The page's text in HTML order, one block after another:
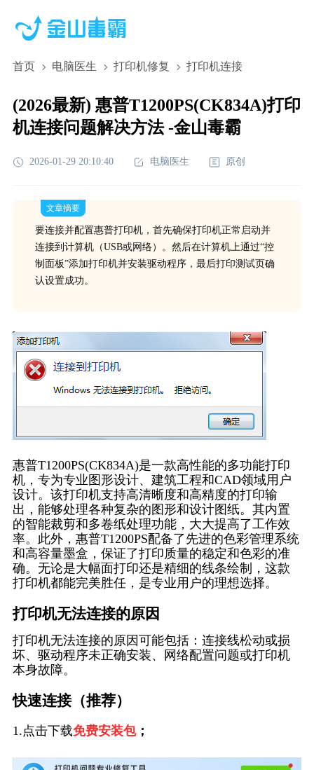
首页 电脑医生 打印机修复 打印机连接
(2026最新) 惠普T1200PS(CK834A)打印
机连接问题解决方法 -金山毒霸
2026-01-29 20:10:40 电脑医生 原创
文章摘要
要连接并配置惠普打印机，首先确保打印机正常启动并
连接到计算机（USB或网络）。然后在计算机上通过“控
制面板”添加打印机并安装驱动程序，最后打印测试页确
认设置成功。
惠普T1200PS(CK834A)是一款高性能的多功能打印
机，专为专业图形设计、建筑工程和CAD领域用户
设计。该打印机支持高清晰度和高精度的打印输
出，能够处理各种复杂的图形和设计图纸。其内置
的智能裁剪和多卷纸处理功能，大大提高了工作效
率。此外，惠普T1200PS配备了先进的色彩管理系统
和高容量墨盒，保证了打印质量的稳定和色彩的准
确。无论是大幅面打印还是精细的线条绘制，这款
打印机都能完美胜任，是专业用户的理想选择。
打印机无法连接的原因
打印机无法连接的原因可能包括：连接线松动或损
坏、驱动程序未正确安装、网络配置问题或打印机
本身故障。
快速连接（推荐）
1.点击下载免费安装包；